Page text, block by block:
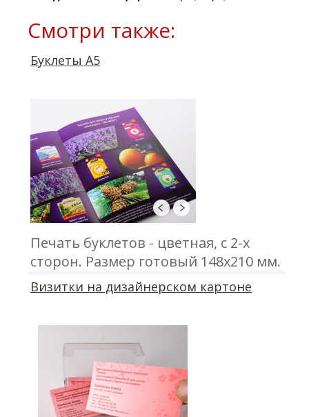
Смотри также:
Буклеты А5
Печать буклетов - цветная, с 2-х
сторон. Размер готовый 148х210 мм.
1 сгиб.
Визитки на дизайнерском картоне